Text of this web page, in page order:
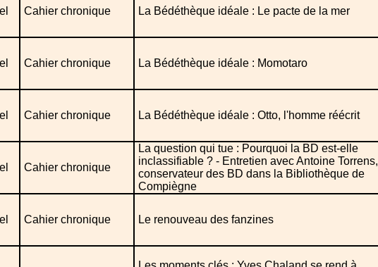
Cahier chronique La Bédéthèque idéale : Le pacte de la mer
Cahier chronique La Bédéthèque idéale : Momotaro
Cahier chronique La Bédéthèque idéale : Otto, l'homme réécrit
Cahier chronique
La question qui tue : Pourquoi la BD est-elle
inclassifiable ? - Entretien avec Antoine Torrens,
conservateur des BD dans la Bibliothèque de
Compiègne
Cahier chronique Le renouveau des fanzines